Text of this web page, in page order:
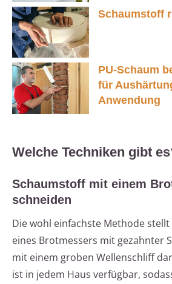
Schaumstoff
PU-Schaum
für
Anwendung
Welche Techniken gibt
Schaumstoff mit einem
schneiden
Die wohl einfachste Methode
eines Brotmessers mit gezahnter
mit einem groben Wellenschliff
ist in jedem Haus verfügbar,